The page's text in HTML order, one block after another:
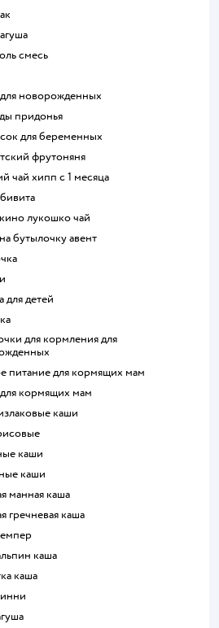
смесь
для новорожденных
придонья
сок для беременных
фрутоняня
чай хипп с 1 месяца
лукошко чай
на бутылочку авент
для детей
питание для кормящих мам
для кормящих мам
каши
каши
каши
манная каша
гречневая каша
каша
каша